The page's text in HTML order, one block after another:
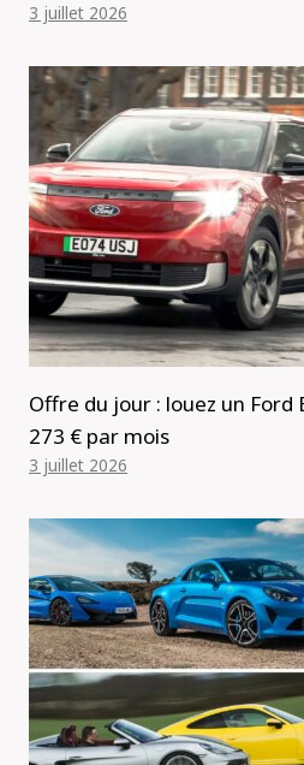
3 juillet 2026
Offre du jour : louez un
273 € par mois
3 juillet 2026